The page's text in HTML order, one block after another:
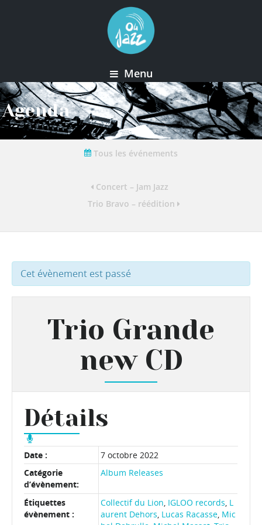
Menu
Agenda
Tous les événements
Concert – Jam Jazz
Trio Bravo – réédition
Cet évènement est passé
Trio Grande
new CD
Détails
Date :
7 octobre 2022
Catégorie
d’évènement:
Album Releases
Étiquettes
évènement :
Collectif du Lion IGLOO records L
aurent Dehors Lucas Racasse Mic